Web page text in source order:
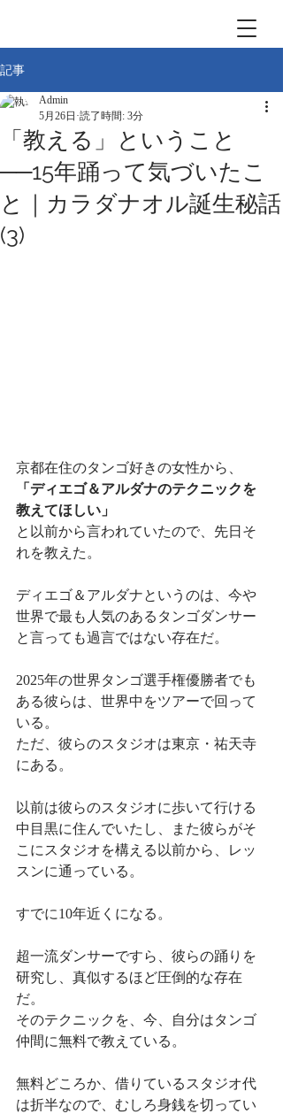
記事
「教える」ということ
──15年踊って気づいたこ
と｜カラダナオル誕生秘話
(3)
Admin
5月26日 読了時間: 3分
京都在住のタンゴ好きの女性から、
「ディエゴ＆アルダナのテクニックを
教えてほしい」
と以前から言われていたので、先日そ
れを教えた。
ディエゴ＆アルダナというのは、今や
世界で最も人気のあるタンゴダンサー
と言っても過言ではない存在だ。
2025年の世界タンゴ選手権優勝者でも
ある彼らは、世界中をツアーで回って
いる。
ただ、彼らのスタジオは東京・祐天寺
にある。
以前は彼らのスタジオに歩いて行ける
中目黒に住んでいたし、また彼らがそ
こにスタジオを構える以前から、レッ
スンに通っている。
すでに10年近くになる。
超一流ダンサーですら、彼らの踊りを
研究し、真似するほど圧倒的な存在
だ。
そのテクニックを、今、自分はタンゴ
仲間に無料で教えている。
無料どころか、借りているスタジオ代
は折半なので、むしろ身銭を切ってい